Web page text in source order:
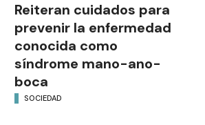
Reiteran cuidados para
prevenir la enfermedad
conocida como
síndrome mano-ano-
boca
SOCIEDAD